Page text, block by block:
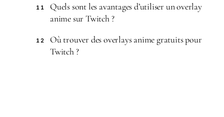
11
Quels sont les avantages d’utiliser un overlay
anime sur Twitch ?
12
Où trouver des overlays anime gratuits pour
Twitch ?